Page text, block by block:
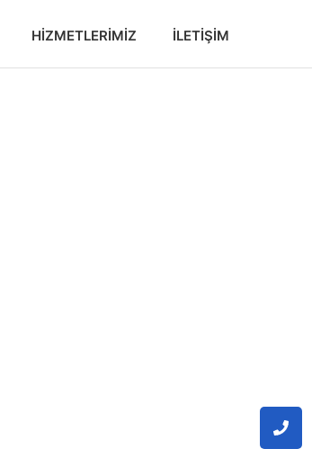
HIZMETLERIMIZ İLETIŞIM